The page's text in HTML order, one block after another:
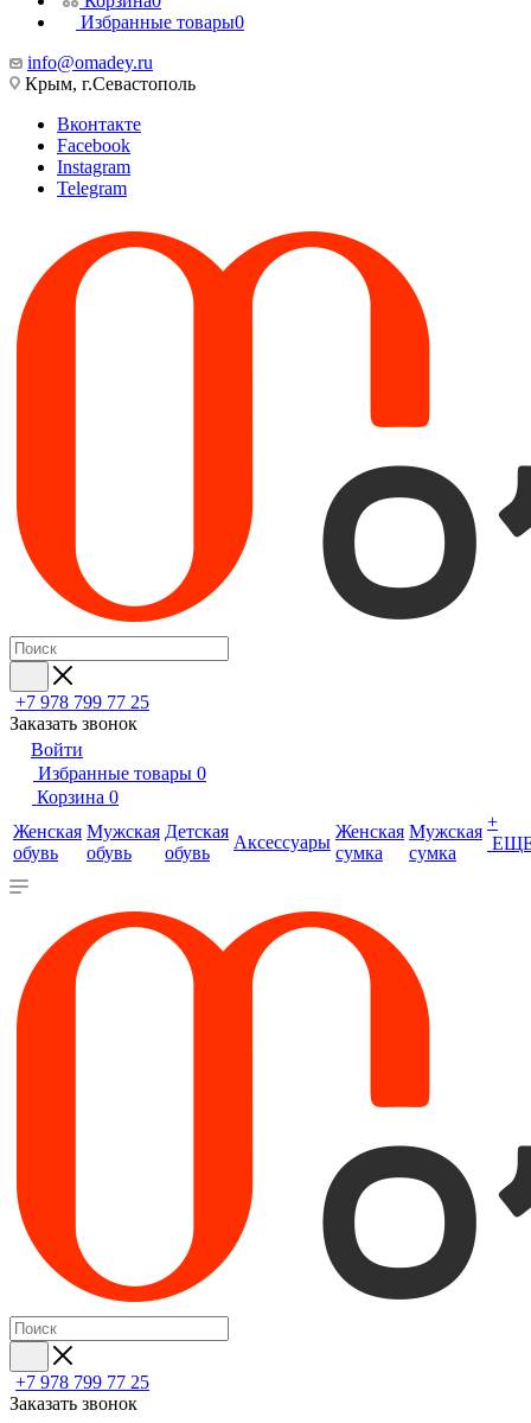
Избранные товары0
info@omadey.ru
Крым, г.Севастополь
Вконтакте
Facebook
Instagram
Telegram
+7 978 799 77 25
Заказать звонок
Войти
Избранные товары 0
Корзина 0
Женская
обувь
Мужская
обувь
Детская
обувь
Аксессуары
Женская
сумка
Мужская
сумка
+
+7 978 799 77 25
Заказать звонок